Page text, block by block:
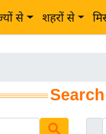
से शहरों से
Search